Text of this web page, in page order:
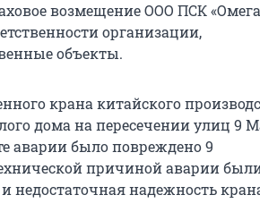
возмещение ООО ПСК
организации,
объекты.
крана китайского
дома на пересечении улиц 9
аварии было повреждено 9
причиной аварии
недостаточная надежность